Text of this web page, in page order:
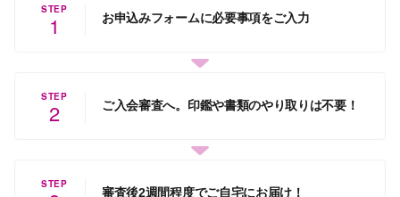
STEP
1 お申込みフォームに必要事項をご入力
STEP
2 ご入会審査へ。印鑑や書類のやり取りは不要！
STEP
審査後2週間程度でご自宅にお届け！